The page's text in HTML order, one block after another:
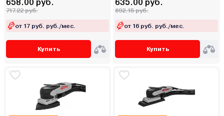
658.00 руб.
717.22 руб.
от 17 руб. руб./мес.
Купить
635.00 руб.
692.15 руб.
от 16 руб. руб./мес.
Купить